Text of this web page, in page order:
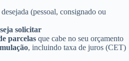
(pessoal, consignado ou
solicitar
parcelas que cabe no seu orçamento
, incluindo taxa de juros (CET)